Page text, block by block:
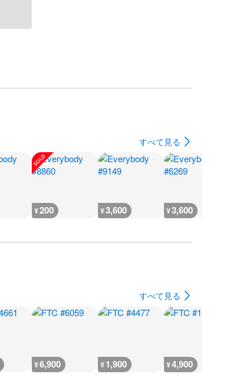
すべて見る
¥200 ¥3,600 ¥3,600
すべて見る
¥6,900 ¥1,900 ¥4,900